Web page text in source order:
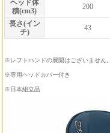
ヘッド体
積(cm3)
200
長さ(イン
チ)
43
※レフトハンドの展開はございません。
※専用ヘッドカバー付き
※日本組立品